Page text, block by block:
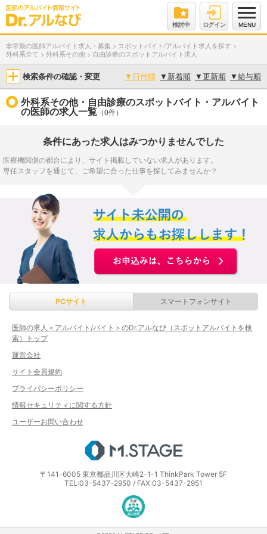
検討中 ログイン MENU
非常勤の医師アルバイト求人・募集 > スポットバイト/アルバイト求人を探す >
外科系全て > 外科系その他 > 自由診療のスポットアルバイト求人
検索条件の確認・変更 ▼ 日付順 ▼ 新着順 ▼更新順 ▼給与順
外科系その他・自由診療のスポットバイト・アルバイト
の医師の求人一覧 （0件）
条件にあった求人はみつかりませんでした
医療機関側の都合により、サイト掲載していない求人があります。
専任スタッフを通じて、ご希望に合った仕事を探してみませんか？
PCサイト スマートフォンサイト
医師の求人＜アルバイト/バイト＞のDr.アルなび（スポットアルバイトを検
索）トップ
運営会社
サイト会員規約
プライバシーポリシー
情報セキュリティに関する方針
ユーザーお問い合わせ
〒141-6005 東京都品川区大崎2-1-1 ThinkPark Tower 5F
TEL:03-5437-2950 / FAX:03-5437-2951